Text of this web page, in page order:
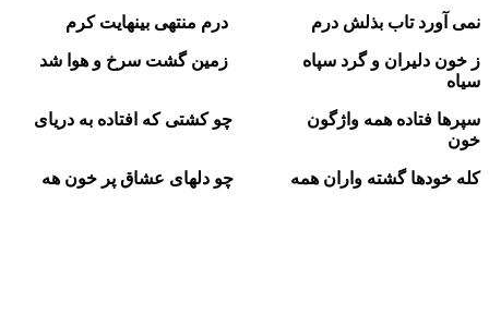
نمی آورد تاب بذلش درم درم منتهی بینهایت کرم
ز خون دلیران و گرد سپاه زمین گشت سرخ و هوا شد
سیاه
سپرها فتاده همه واژگون چو کشتی که افتاده به دریای
خون
کله خودها گشته واران همه چو دلهای عشاق پر خون هه